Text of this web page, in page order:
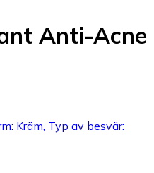
Anti-Acne
Kräm, Typ av besvär: